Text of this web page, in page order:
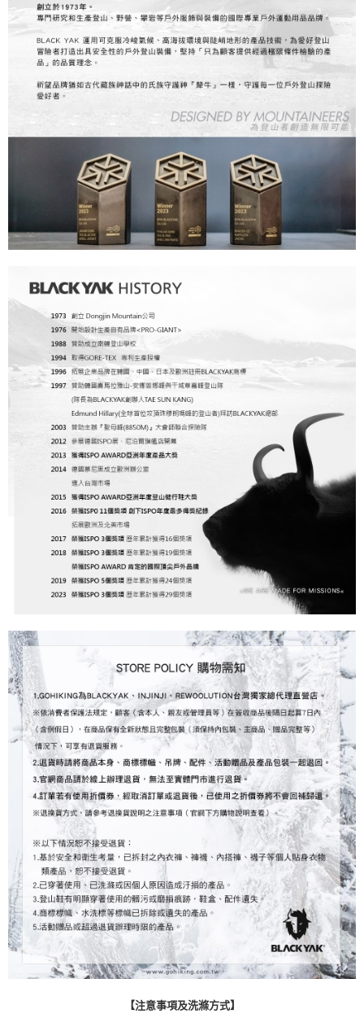
【注意事項及洗滌方式】